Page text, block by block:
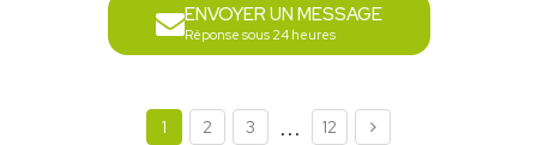
ENVOYER UN MESSAGE
Réponse sous 24 heures
1 2 3 ... 12